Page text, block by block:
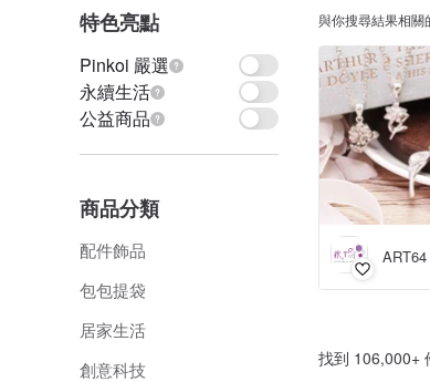
特色亮點
Pinkoi 嚴選
永續生活
公益商品
商品分類
配件飾品
包包提袋
居家生活
創意科技
與你搜尋結果相關
找到 106,000+